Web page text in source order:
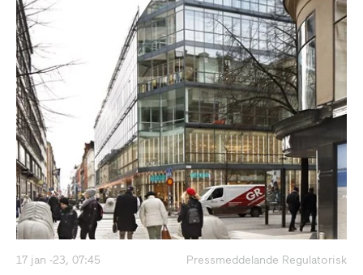
17 jan -23, 07:45 Pressmeddelande Regulatorisk